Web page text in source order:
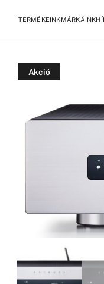
TERMÉKEINKMÁRKÁINK
Akció